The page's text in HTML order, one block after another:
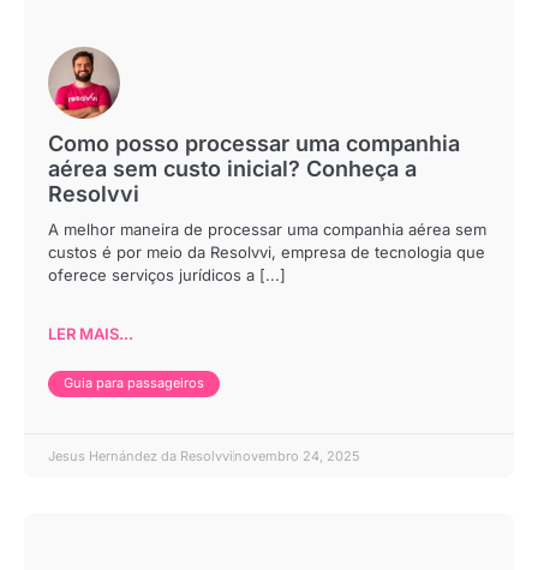
Como posso processar uma companhia
aérea sem custo inicial? Conheça a
Resolvvi
A melhor maneira de processar uma companhia aérea sem
custos é por meio da Resolvvi, empresa de tecnologia que
oferece serviços jurídicos a [...]
LER MAIS...
Guia para passageiros
Jesus Hernández da Resolvvi novembro 24, 2025